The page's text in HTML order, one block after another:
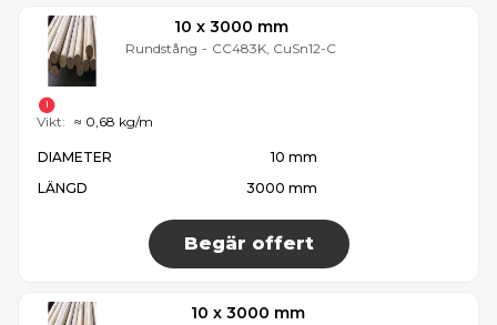
10 x 3000 mm
Rundstång - CC483K, CuSn12-C
DIAMETER
10 mm
LÄNGD
3000 mm
Begär offert
Vikt: ≈ 0,68 kg/m
10 x 3000 mm